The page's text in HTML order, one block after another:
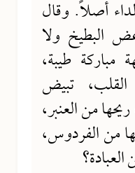
أصلاً. وقال
البطيخ ولا
مباركة طيبة،
تبيض
من العنبر،
من الفردوس،